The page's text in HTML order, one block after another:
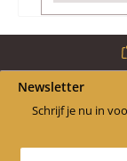
Newsletter
Schrijf je nu in